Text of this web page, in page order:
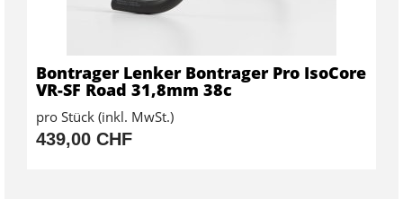
Bontrager Lenker Bontrager Pro IsoCore
VR-SF Road 31,8mm 38c
pro Stück (inkl. MwSt.)
439,00 CHF